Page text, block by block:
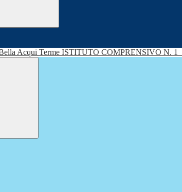
ISTITUTO COMPRENSIVO N. 1